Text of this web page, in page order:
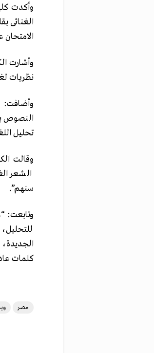
وأكدت
وأشارت
نظريات
وأضافت:
النصوص
تحليل
وقالت
الشعر
سنهم”.
وتابعت:
كلمات
مصر